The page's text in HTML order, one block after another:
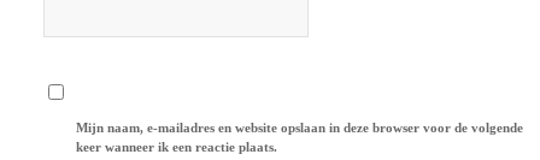
Mijn naam, e-mailadres en website opslaan in deze browser voor de volgende
keer wanneer ik een reactie plaats.